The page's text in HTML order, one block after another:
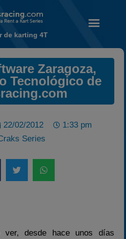
Noticias
Calendario
Temporada 2026
Carreras finalizadas
de karting 4T
Zaragoza,
Tecnológico de
22/02/2012
1:33 pm
Series
ver, desde hace unos días